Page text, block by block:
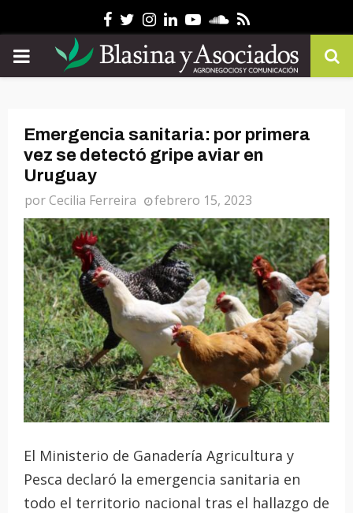
Facebook
Twitter
Instagram
Linkedin
YoutubeSoundcloud
Rss
PRIMARY
Emergencia sanitaria: por primera
vez se detectó gripe aviar en
Uruguay
porCecilia Ferreira febrero 15, 2023
El Ministerio de Ganadería Agricultura y
Pesca declaró la emergencia sanitaria en
todo el territorio nacional tras el hallazgo de